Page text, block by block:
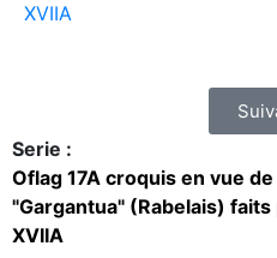
XVIIA
Serie :
Oflag 17A croquis en vue
"Gargantua" (Rabelais) faits
XVIIA